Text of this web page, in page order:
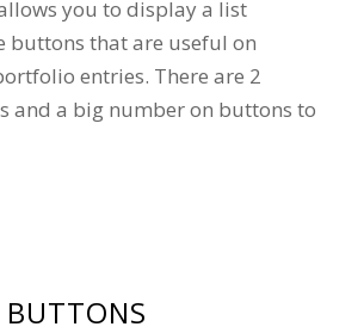
you to display a list
buttons that are useful on
entries. There are 2
and a big number on buttons to